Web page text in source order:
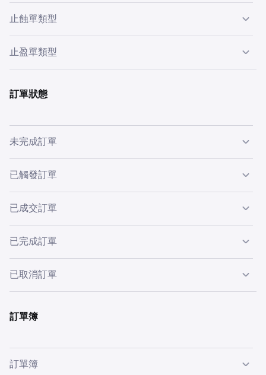
承接者是指立即與訂單簿現有訂單配對或成交的市價單或限
價單。承接者會移除訂單簿的流動性。
止蝕單類型
止蝕單通常用作平倉訂單，以限制虧損或鎖定做多或做淡倉
位的利潤。但也可用於開倉。
止盈單類型
格可以絕對價格或百分比形式設定。與止蝕單一樣，止盈單
訂單狀態
未完成訂單
未完成訂單可分為「已觸及」或「未觸及」。「未觸及」的
未完成訂單是指未成交的訂單。「已觸及」的未完成訂單是
指已部分成交，但未完全成交的訂單。
已觸發訂單
止蝕限價
態為「已觸發」，直到訂單數量完全成交或客戶取消訂單為
止。
在 Kraken Terminal 中，該訂單將顯示於訂單區塊，並同時
顯示兩個價格。
若使用 API 進行交易，則不會顯示「已觸發」狀態。雜項標
記會顯示為「已停止」（止蝕）或「已觸及」（止盈）。
已成交訂單
訂單可以「部分」或「完全」成交。買入或賣出訂單的成
交，是指其與一個或多個對應類型的訂單進行配對。買入訂
單會與賣出訂單配對成交；賣出訂單則會與買入訂單配對成
交。
已完成訂單
完全成交的訂單將列為「已完成」。
已取消訂單
消訂單是指未觸及或部分成交訂單。
訂單簿
訂單簿